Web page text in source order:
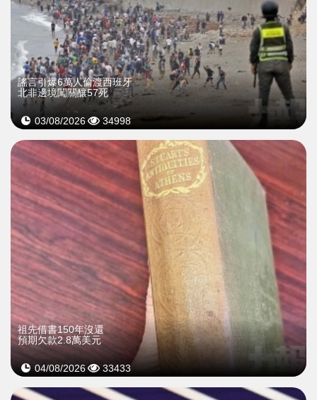
謠言引爆6萬人偷渡西班牙
北非邊境闖關釀57死
03/08/2026 34998
祖先借書150年沒還
預期欠款2.8萬美元
04/08/2026 33433